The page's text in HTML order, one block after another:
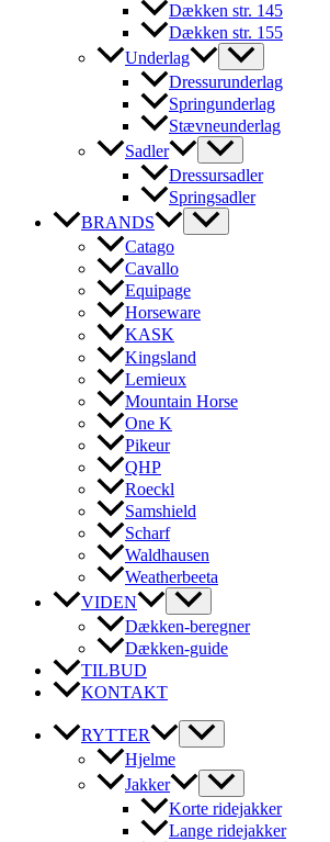
Dækken str. 145
Dækken str. 155
Underlag
Dressurunderlag
Springunderlag
Stævneunderlag
Sadler
Dressursadler
Springsadler
BRANDS
Catago
Cavallo
Equipage
Horseware
KASK
Kingsland
Lemieux
Mountain Horse
One K
Pikeur
QHP
Roeckl
Samshield
Scharf
Waldhausen
Weatherbeeta
VIDEN
Dækken-beregner
Dækken-guide
TILBUD
KONTAKT
RYTTER
Hjelme
Jakker
Korte ridejakker
Lange ridejakker